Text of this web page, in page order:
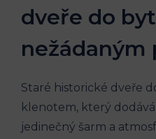
dveře do
nežádaným
Staré historické dveře
klenotem, který
jedinečný šarm a